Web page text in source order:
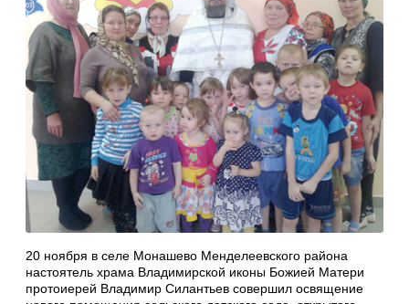
20 ноября в селе Монашево Менделеевского района
настоятель храма Владимирской иконы Божией Матери
протоиерей Владимир Силантьев совершил освящение